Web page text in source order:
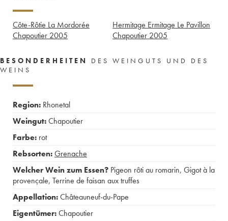
Côte-Rôtie La Mordorée
Chapoutier 2005
Hermitage Ermitage Le Pavillon
Chapoutier 2005
BESONDERHEITEN
DES WEINGUTS UND DES
WEINS
Region: Rhonetal
Weingut:Chapoutier
Farbe: rot
Rebsorten:Grenache
Welcher Wein zum Essen? Pigeon rôti au romarin, Gigot à la
provençale, Terrine de faisan aux truffes
Appellation:Châteauneuf-du-Pape
Eigentümer:Chapoutier